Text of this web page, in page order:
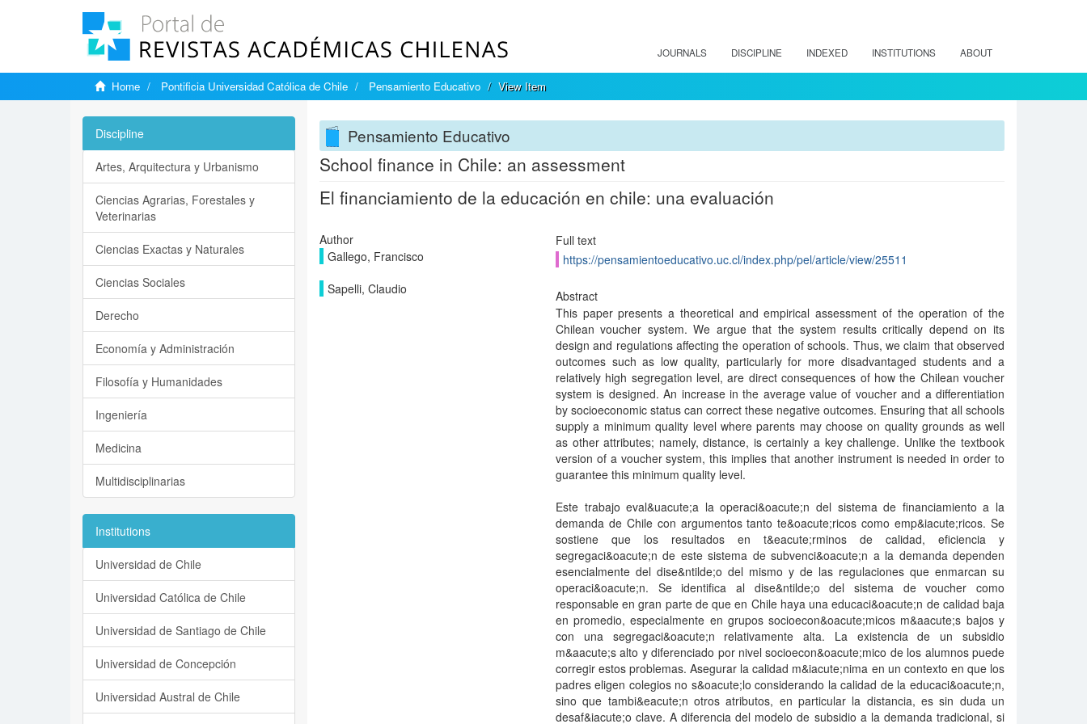
JOURNALS DISCIPLINE INDEXED INSTITUTIONS ABOUT
Home Pontificia Universidad Católica de Chile Pensamiento Educativo View Item
Pensamiento Educativo
School finance in Chile: an assessment
El financiamiento de la educación en chile: una evaluación
Author
Gallego, Francisco
Sapelli, Claudio
Full text
https://pensamientoeducativo.uc.cl/index.php/pel/article/view/25511
Abstract
This paper presents a theoretical and empirical assessment of the operation of the
Chilean voucher system. We argue that the system results critically depend on its
design and regulations affecting the operation of schools. Thus, we claim that observed
outcomes such as low quality, particularly for more disadvantaged students and a
relatively high segregation level, are direct consequences of how the Chilean voucher
system is designed. An increase in the average value of voucher and a differentiation
by socioeconomic status can correct these negative outcomes. Ensuring that all schools
supply a minimum quality level where parents may choose on quality grounds as well
as other attributes; namely, distance, is certainly a key challenge. Unlike the textbook
version of a voucher system, this implies that another instrument is needed in order to
guarantee this minimum quality level.
Este trabajo eval&uacute;a la operaci&oacute;n del sistema de financiamiento a la
demanda de Chile con argumentos tanto te&oacute;ricos como emp&iacute;ricos. Se
sostiene que los resultados en t&eacute;rminos de calidad, eficiencia y
segregaci&oacute;n de este sistema de subvenci&oacute;n a la demanda dependen
esencialmente del dise&ntilde;o del mismo y de las regulaciones que enmarcan su
operaci&oacute;n. Se identifica al dise&ntilde;o del sistema de voucher como
responsable en gran parte de que en Chile haya una educaci&oacute;n de calidad baja
en promedio, especialmente en grupos socioecon&oacute;micos m&aacute;s bajos y
con una segregaci&oacute;n relativamente alta. La existencia de un subsidio
m&aacute;s alto y diferenciado por nivel socioecon&oacute;mico de los alumnos puede
corregir estos problemas. Asegurar la calidad m&iacute;nima en un contexto en que los
padres eligen colegios no s&oacute;lo considerando la calidad de la educaci&oacute;n,
sino que tambi&eacute;n otros atributos, en particular la distancia, es sin duda un
desaf&iacute;o clave. A diferencia del modelo de subsidio a la demanda tradicional, si
Discipline
Artes, Arquitectura y Urbanismo
Ciencias Agrarias, Forestales y
Veterinarias
Ciencias Exactas y Naturales
Ciencias Sociales
Derecho
Economía y Administración
Filosofía y Humanidades
Ingeniería
Medicina
Multidisciplinarias
Institutions
Universidad de Chile
Universidad Católica de Chile
Universidad de Santiago de Chile
Universidad de Concepción
Universidad Austral de Chile